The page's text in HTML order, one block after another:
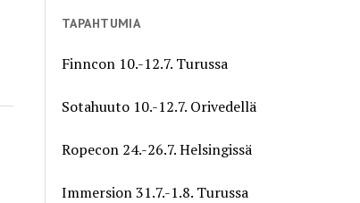
TAPAHTUMIA
Finncon 10.-12.7. Turussa
Sotahuuto 10.-12.7. Orivedellä
Ropecon 24.-26.7. Helsingissä
Immersion 31.7.-1.8. Turussa